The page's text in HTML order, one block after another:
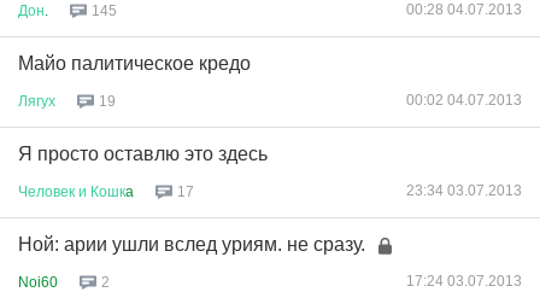
Дон 145 00:28 04.07.2013
Майо палитическое кредо
Лягух 19 00:02 04.07.2013
Я просто оставлю это здесь
Человек и Кошкa 17 23:34 03.07.2013
Ной: арии ушли вслед уриям. не сразу.
Noi60 2 17:24 03.07.2013